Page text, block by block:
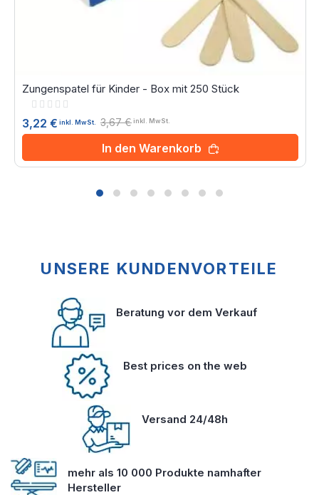
Zungenspatel für Kinder - Box mit 250 Stück
Rating:
3,22 € inkl. MwSt. 3,67 €inkl. MwSt.
In den Warenkorb
UNSERE KUNDENVORTEILE
Beratung vor dem Verkauf
Best prices on the web
Versand 24/48h
mehr als 10 000 Produkte namhafter
Hersteller